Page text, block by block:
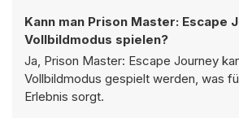
Kann man Prison Master: Escape
Vollbildmodus spielen?
Ja, Prison Master: Escape Journey
Vollbildmodus gespielt werden, was
Erlebnis sorgt.